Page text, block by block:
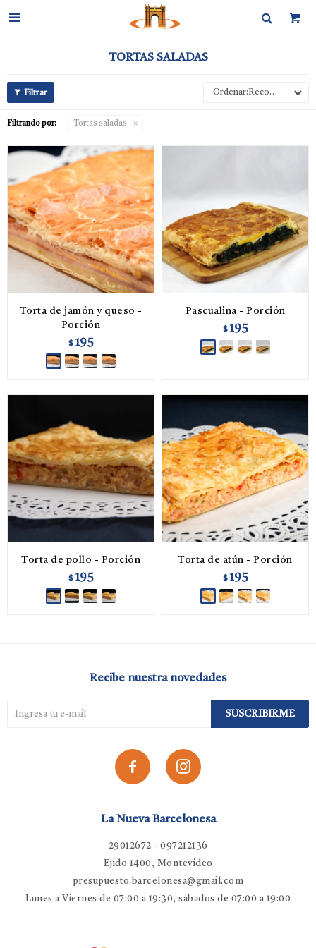

TORTAS SALADAS
Recomendados
Filtrando por: Tortas saladas
Torta de jamón y queso -
Porción
$ 195
Pascualina - Porción
$ 195
Torta de pollo - Porción
$ 195
Torta de atún - Porción
$ 195
La Nueva Barcelonesa
29012672 - 097212136
Ejido 1400, Montevideo
presupuesto.barcelonesa@gmail.com
Lunes a Viernes de 07:00 a 19:30, sábados de 07:00 a 19:00
Recibe nuestra novedades
SUSCRIBIRME
 